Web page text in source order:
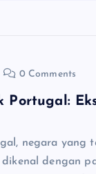
0 Comments
Portugal:
negara
dengan